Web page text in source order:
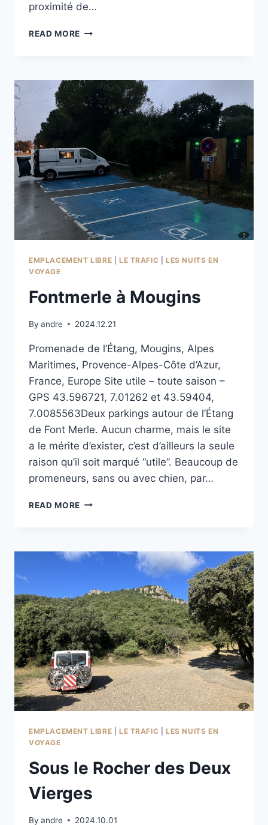
proximité de…
READ MORE PLATEAU
EMPLACEMENT LIBRE LE TRAFIC |LES NUITS EN
VOYAGE
Fontmerle à Mougins
By andre 2024.12.21
Promenade de l’Étang, Mougins, Alpes
Maritimes, Provence-Alpes-Côte d’Azur,
France, Europe Site utile – toute saison –
GPS 43.596721, 7.01262 et 43.59404,
7.0085563Deux parkings autour de l’Étang
de Font Merle. Aucun charme, mais le site
a le mérite d’exister, c’est d’ailleurs la seule
raison qu’il soit marqué “utile”. Beaucoup de
promeneurs, sans ou avec chien, par…
READ MORE FONTMERLE
EMPLACEMENT LIBRE LE TRAFIC |LES NUITS EN
VOYAGE
Sous le Rocher des Deux
Vierges
By andre 2024.10.01